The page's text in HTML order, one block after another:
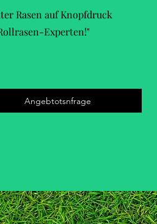
Rasen auf Knopfdruck
Experten!"
Angebtotsnfrage